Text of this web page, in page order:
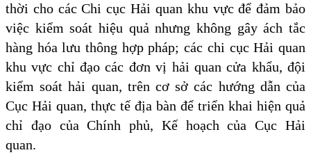
thời cho các Chi cục Hải quan khu vực để đảm bảo
việc kiểm soát hiệu quả nhưng không gây ách tắc
hàng hóa lưu thông hợp pháp; các chi cục Hải quan
khu vực chỉ đạo các đơn vị hải quan cửa khẩu, đội
kiểm soát hải quan, trên cơ sở các hướng dẫn của
Cục Hải quan, thực tế địa bàn để triển khai hiện quả
chỉ đạo của Chính phủ, Kế hoạch của Cục Hải
quan.